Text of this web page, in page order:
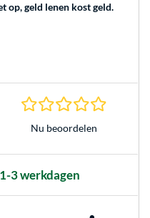
op, geld lenen kost geld.
Nu beoordelen
3 werkdagen